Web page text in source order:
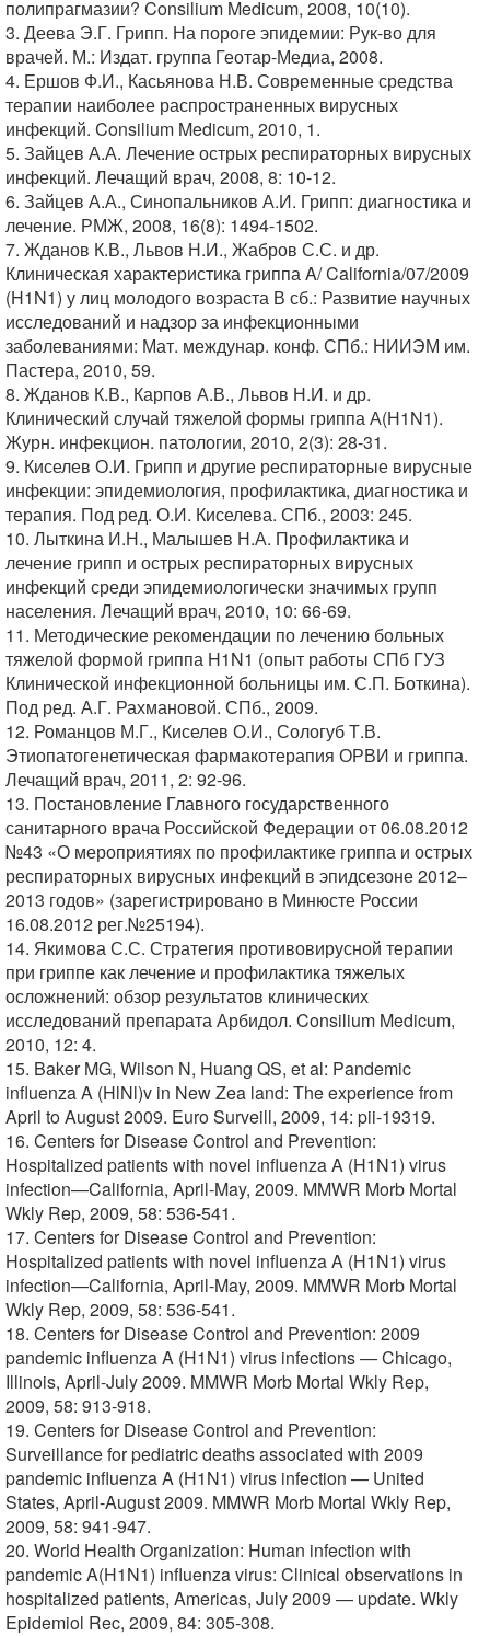
полипрагмазии? Consilium Medicum, 2008, 10(10).
3. Деева Э.Г. Грипп. На пороге эпидемии: Рук-во для
врачей. М.: Издат. группа Геотар-Медиа, 2008.
4. Ершов Ф.И., Касьянова Н.В. Современные средства
терапии наиболее распространенных вирусных
инфекций. Consilium Medicum, 2010, 1.
5. Зайцев А.А. Лечение острых респираторных вирусных
инфекций. Лечащий врач, 2008, 8: 10-12.
6. Зайцев А.А., Синопальников А.И. Грипп: диагностика и
лечение. РМЖ, 2008, 16(8): 1494-1502.
7. Жданов К.В., Львов Н.И., Жабров С.С. и др.
Клиническая характеристика гриппа A/ California/07/2009
(H1N1) у лиц молодого возраста В сб.: Развитие научных
исследований и надзор за инфекционными
заболеваниями: Мат. междунар. конф. СПб.: НИИЭМ им.
Пастера, 2010, 59.
8. Жданов К.В., Карпов А.В., Львов Н.И. и др.
Клинический случай тяжелой формы гриппа А(Н1N1).
Журн. инфекцион. патологии, 2010, 2(3): 28-31.
9. Киселев О.И. Грипп и другие респираторные вирусные
инфекции: эпидемиология, профилактика, диагностика и
терапия. Под ред. О.И. Киселева. СПб., 2003: 245.
10. Лыткина И.Н., Малышев Н.А. Профилактика и
лечение грипп и острых респираторных вирусных
инфекций среди эпидемиологически значимых групп
населения. Лечащий врач, 2010, 10: 66-69.
11. Методические рекомендации по лечению больных
тяжелой формой гриппа H1N1 (опыт работы СПб ГУЗ
Клинической инфекционной больницы им. С.П. Боткина).
Под ред. А.Г. Рахмановой. СПб., 2009.
12. Романцов М.Г., Киселев О.И., Сологуб Т.В.
Этиопатогенетическая фармакотерапия ОРВИ и гриппа.
Лечащий врач, 2011, 2: 92-96.
13. Постановление Главного государственного
санитарного врача Российской Федерации от 06.08.2012
№43 «О мероприятиях по профилактике гриппа и острых
респираторных вирусных инфекций в эпидсезоне 2012–
2013 годов» (зарегистрировано в Минюсте России
16.08.2012 рег.№25194).
14. Якимова С.С. Стратегия противовирусной терапии
при гриппе как лечение и профилактика тяжелых
осложнений: обзор результатов клинических
исследований препарата Арбидол. Consilium Medicum,
2010, 12: 4.
15. Baker MG, Wilson N, Huang QS, et al: Pandemic
influenza A (HlNl)v in New Zea land: The experience from
April to August 2009. Euro Surveill, 2009, 14: pii-19319.
16. Centers for Disease Control and Prevention:
Hospitalized patients with novel influenza A (H1N1) virus
infection—California, April-May, 2009. MMWR Morb Mortal
Wkly Rep, 2009, 58: 536-541.
17. Centers for Disease Control and Prevention:
Hospitalized patients with novel influenza A (H1N1) virus
infection—California, April-May, 2009. MMWR Morb Mortal
Wkly Rep, 2009, 58: 536-541.
18. Centers for Disease Control and Prevention: 2009
pandemic influenza A (H1N1) virus infections — Chicago,
Illinois, April-July 2009. MMWR Morb Mortal Wkly Rep,
2009, 58: 913-918.
19. Centers for Disease Control and Prevention:
Surveillance for pediatric deaths associated with 2009
pandemic influenza A (H1N1) virus infection — United
States, April-August 2009. MMWR Morb Mortal Wkly Rep,
2009, 58: 941-947.
20. World Health Organization: Human infection with
pandemic A(H1N1) influenza virus: Clinical observations in
hospitalized patients, Americas, July 2009 — update. Wkly
Epidemiol Rec, 2009, 84: 305-308.